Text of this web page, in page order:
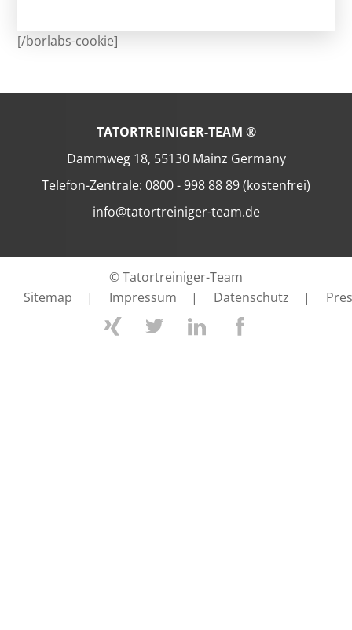
[/borlabs-cookie]
TATORTREINIGER-TEAM ®
Dammweg 18, 55130 Mainz Germany
Telefon-Zentrale: 0800 - 998 88 89 (kostenfrei)
info@tatortreiniger-team.de
© Tatortreiniger-Team
Sitemap
| Impressum | Datenschutz |